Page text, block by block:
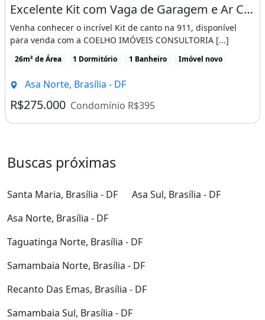
Excelente Kit com Vaga de Garagem e Ar Condicionado no Garden Park Asa Norte
Venha conhecer o incrível Kit de canto na 911, disponível
para venda com a COELHO IMÓVEIS CONSULTORIA [...]
26m² de Área 1 Dormitório 1 Banheiro Imóvel novo
Asa Norte, Brasília - DF
R$275.000 Condomínio R$395
Buscas próximas
Santa Maria, Brasília - DF
Asa Sul, Brasília - DF
Asa Norte, Brasília - DF
Taguatinga Norte, Brasília - DF
Samambaia Norte, Brasília - DF
Recanto Das Emas, Brasília - DF
Samambaia Sul, Brasília - DF